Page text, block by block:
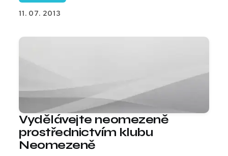
11. 07. 2013
Vydělávejte neomezeně
prostřednictvím klubu
Neomezeně